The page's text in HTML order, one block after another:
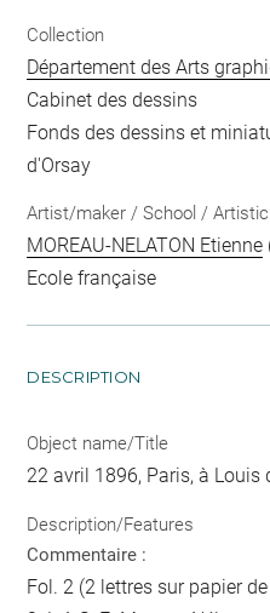
Collection
Département des Arts
Cabinet des dessins
Fonds des dessins et
d'Orsay
Artist/maker / School /
MOREAU-NELATON Etienne
Ecole française
DESCRIPTION
Object name/Title
22 avril 1896, Paris, à Louis
Description/Features
Commentaire :
Fol. 2 (2 lettres sur papier